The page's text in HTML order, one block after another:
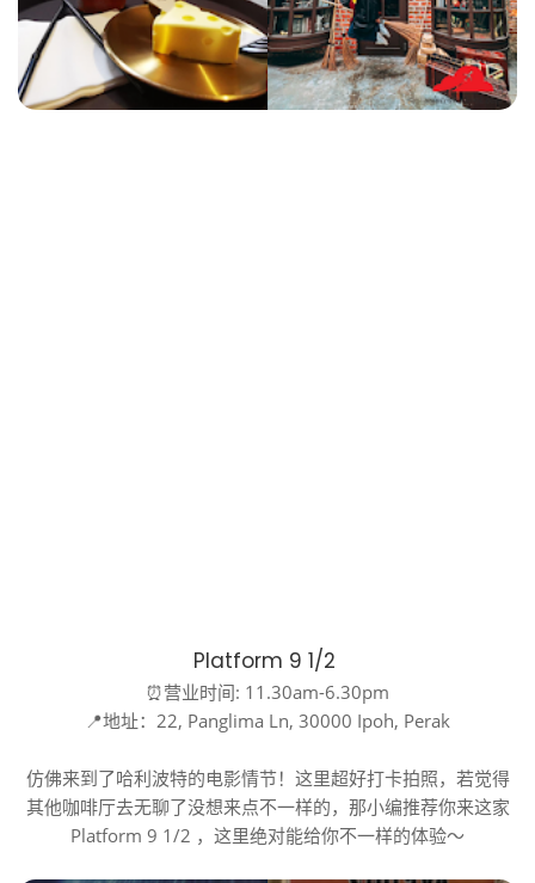
Platform 9 1/2
⏰营业时间: 11.30am-6.30pm
📍地址：22, Panglima Ln, 30000 Ipoh, Perak
仿佛来到了哈利波特的电影情节！这里超好打卡拍照，若觉得
其他咖啡厅去无聊了没想来点不一样的，那小编推荐你来这家
Platform 9 1/2 ，这里绝对能给你不一样的体验～